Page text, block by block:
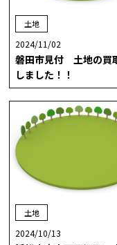
土地
2024/11/02
磐田市見付 土地の買
しました！！
土地
2024/10/13